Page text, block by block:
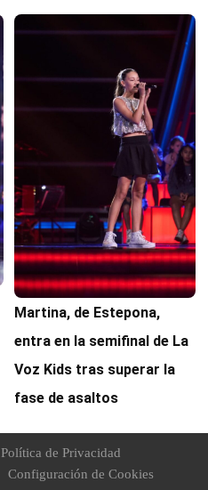
Martina, de Estepona,
entra en la semifinal de La
Voz Kids tras superar la
fase de asaltos
Política de Privacidad
Configuración de Cookies